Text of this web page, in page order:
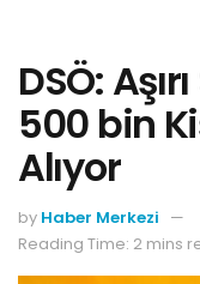
DSÖ:
500 bin
Alıyor
by Haber Merkezi
Reading Time: 2 mins